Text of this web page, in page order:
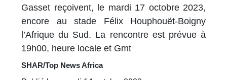
Gasset reçoivent, le mardi 17 octobre 2023,
encore au stade Félix Houphouët-Boigny
l’Afrique du Sud. La rencontre est prévue à
19h00, heure locale et Gmt
SHAR/Top News Africa